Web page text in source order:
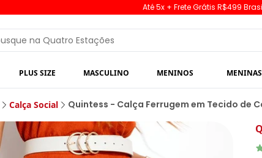
Até 5x + Frete Grátis R$499
PLUS SIZE MASCULINO MENINOS MENINAS
Calça Social Quintess - Calça Ferrugem em Tecido de